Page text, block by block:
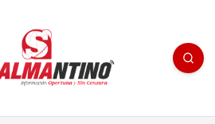
- medios/noticias/editorial